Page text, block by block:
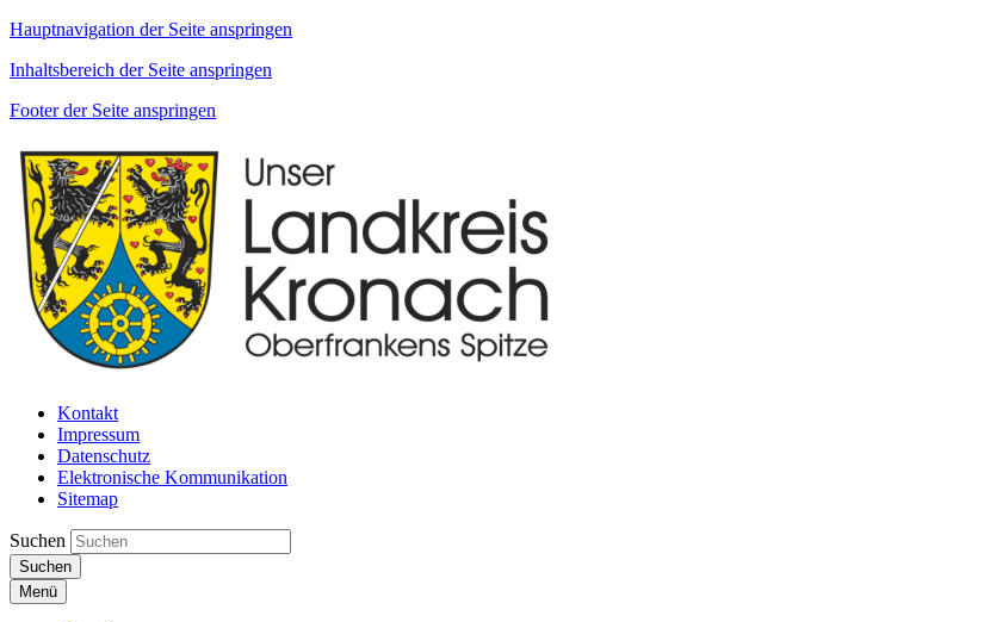
Hauptnavigation der Seite anspringen
Inhaltsbereich der Seite anspringen
Footer der Seite anspringen
Kontakt
Impressum
Datenschutz
Elektronische Kommunikation
Sitemap
Suchen
Suchen
Menü